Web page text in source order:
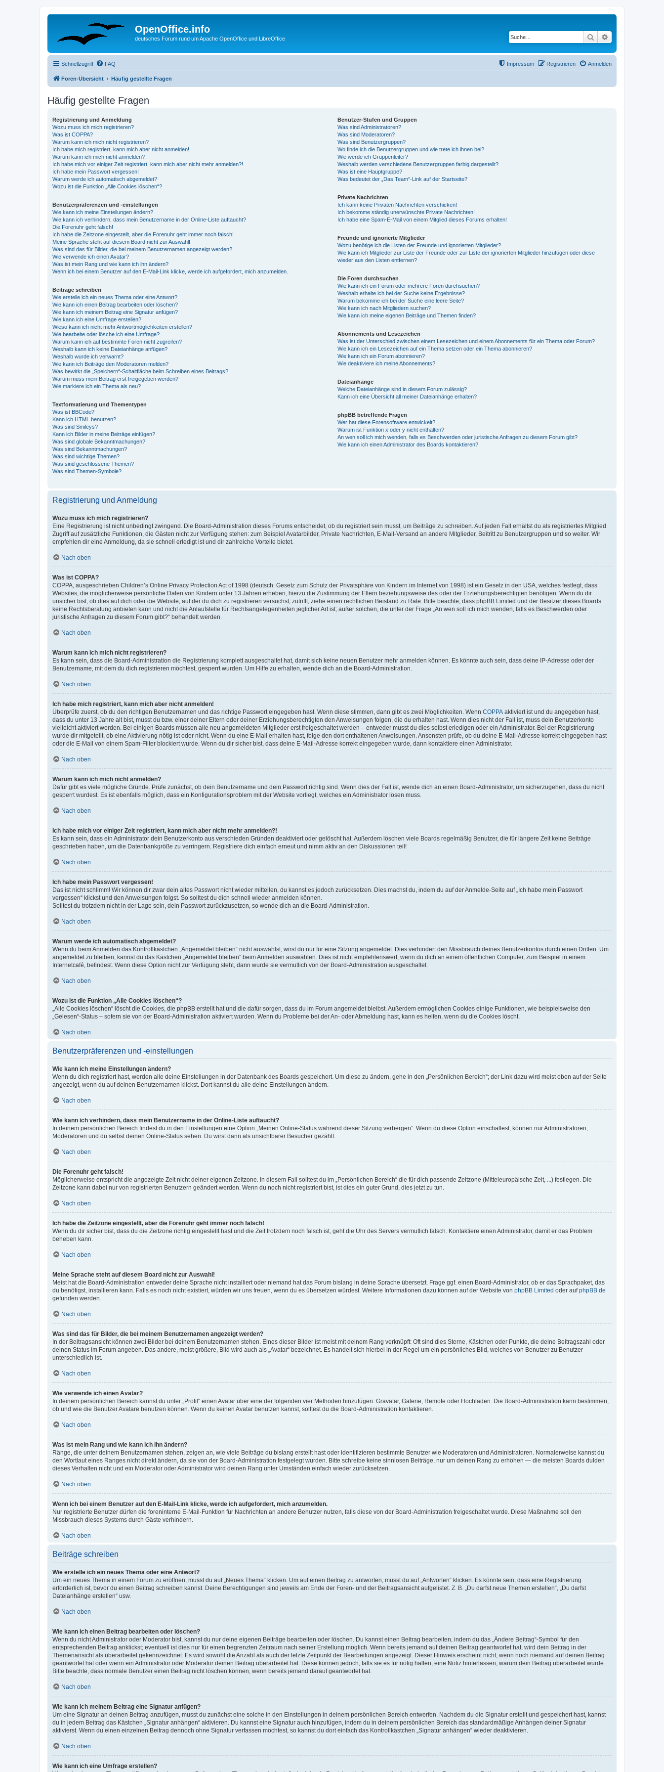
OpenOffice.info
deutsches Forum rund um Apache OpenOffice und LibreOffice Suche
Schnellzugriff FAQ Anmelden
Registrieren
Impressum
Foren-Übersicht Häufig gestellte Fragen
Häufig gestellte Fragen
Registrierung und Anmeldung
Wozu muss ich mich registrieren?
Was ist COPPA?
Warum kann ich mich nicht registrieren?
Ich habe mich registriert, kann mich aber nicht anmelden!
Warum kann ich mich nicht anmelden?
Ich habe mich vor einiger Zeit registriert, kann mich aber nicht mehr anmelden?!
Ich habe mein Passwort vergessen!
Warum werde ich automatisch abgemeldet?
Wozu ist die Funktion „Alle Cookies löschen“?
Benutzerpräferenzen und -einstellungen
Wie kann ich meine Einstellungen ändern?
Wie kann ich verhindern, dass mein Benutzername in der Online-Liste auftaucht?
Die Forenuhr geht falsch!
Ich habe die Zeitzone eingestellt, aber die Forenuhr geht immer noch falsch!
Meine Sprache steht auf diesem Board nicht zur Auswahl!
Was sind das für Bilder, die bei meinem Benutzernamen angezeigt werden?
Wie verwende ich einen Avatar?
Was ist mein Rang und wie kann ich ihn ändern?
Wenn ich bei einem Benutzer auf den E-Mail-Link klicke, werde ich aufgefordert, mich anzumelden.
Beiträge schreiben
Wie erstelle ich ein neues Thema oder eine Antwort?
Wie kann ich einen Beitrag bearbeiten oder löschen?
Wie kann ich meinem Beitrag eine Signatur anfügen?
Wie kann ich eine Umfrage erstellen?
Wieso kann ich nicht mehr Antwortmöglichkeiten erstellen?
Wie bearbeite oder lösche ich eine Umfrage?
Warum kann ich auf bestimmte Foren nicht zugreifen?
Weshalb kann ich keine Dateianhänge anfügen?
Weshalb wurde ich verwarnt?
Wie kann ich Beiträge den Moderatoren melden?
Was bewirkt die „Speichern“-Schaltfläche beim Schreiben eines Beitrags?
Warum muss mein Beitrag erst freigegeben werden?
Wie markiere ich ein Thema als neu?
Textformatierung und Thementypen
Was ist BBCode?
Kann ich HTML benutzen?
Was sind Smileys?
Kann ich Bilder in meine Beiträge einfügen?
Was sind globale Bekanntmachungen?
Was sind Bekanntmachungen?
Was sind wichtige Themen?
Was sind geschlossene Themen?
Was sind Themen-Symbole?
Benutzer-Stufen und Gruppen
Was sind Administratoren?
Was sind Moderatoren?
Was sind Benutzergruppen?
Wo finde ich die Benutzergruppen und wie trete ich ihnen bei?
Wie werde ich Gruppenleiter?
Weshalb werden verschiedene Benutzergruppen farbig dargestellt?
Was ist eine Hauptgruppe?
Was bedeutet der „Das Team“-Link auf der Startseite?
Private Nachrichten
Ich kann keine Privaten Nachrichten verschicken!
Ich bekomme ständig unerwünschte Private Nachrichten!
Ich habe eine Spam-E-Mail von einem Mitglied dieses Forums erhalten!
Freunde und ignorierte Mitglieder
Wozu benötige ich die Listen der Freunde und ignorierten Mitglieder?
Wie kann ich Mitglieder zur Liste der Freunde oder zur Liste der ignorierten Mitglieder hinzufügen oder diese
wieder aus den Listen entfernen?
Die Foren durchsuchen
Wie kann ich ein Forum oder mehrere Foren durchsuchen?
Weshalb erhalte ich bei der Suche keine Ergebnisse?
Warum bekomme ich bei der Suche eine leere Seite?
Wie kann ich nach Mitgliedern suchen?
Wie kann ich meine eigenen Beiträge und Themen finden?
Abonnements und Lesezeichen
Was ist der Unterschied zwischen einem Lesezeichen und einem Abonnements für ein Thema oder Forum?
Wie kann ich ein Lesezeichen auf ein Thema setzen oder ein Thema abonnieren?
Wie kann ich ein Forum abonnieren?
Wie deaktiviere ich meine Abonnements?
Dateianhänge
Welche Dateianhänge sind in diesem Forum zulässig?
Kann ich eine Übersicht all meiner Dateianhänge erhalten?
phpBB betreffende Fragen
Wer hat diese Forensoftware entwickelt?
Warum ist Funktion x oder y nicht enthalten?
An wen soll ich mich wenden, falls es Beschwerden oder juristische Anfragen zu diesem Forum gibt?
Wie kann ich einen Administrator des Boards kontaktieren?
Registrierung und Anmeldung
Wozu muss ich mich registrieren?
Eine Registrierung ist nicht unbedingt zwingend. Die Board-Administration dieses Forums entscheidet, ob du registriert sein musst, um Beiträge zu schreiben. Auf jeden Fall erhältst du als registriertes Mitglied
Zugriff auf zusätzliche Funktionen, die Gästen nicht zur Verfügung stehen: zum Beispiel Avatarbilder, Private Nachrichten, E-Mail-Versand an andere Mitglieder, Beitritt zu Benutzergruppen und so weiter. Wir
empfehlen dir eine Anmeldung, da sie schnell erledigt ist und dir zahlreiche Vorteile bietet.
Nach oben
Was ist COPPA?
COPPA, ausgeschrieben Children’s Online Privacy Protection Act of 1998 (deutsch: Gesetz zum Schutz der Privatsphäre von Kindern im Internet von 1998) ist ein Gesetz in den USA, welches festlegt, dass
Websites, die möglicherweise persönliche Daten von Kindern unter 13 Jahren erheben, hierzu die Zustimmung der Eltern beziehungsweise des oder der Erziehungsberechtigten benötigen. Wenn du dir
unsicher bist, ob dies auf dich oder die Website, auf der du dich zu registrieren versuchst, zutrifft, ziehe einen rechtlichen Beistand zu Rate. Bitte beachte, dass phpBB Limited und der Besitzer dieses Boards
keine Rechtsberatung anbieten kann und nicht die Anlaufstelle für Rechtsangelegenheiten jeglicher Art ist; außer solchen, die unter der Frage „An wen soll ich mich wenden, falls es Beschwerden oder
juristische Anfragen zu diesem Forum gibt?“ behandelt werden.
Nach oben
Warum kann ich mich nicht registrieren?
Es kann sein, dass die Board-Administration die Registrierung komplett ausgeschaltet hat, damit sich keine neuen Benutzer mehr anmelden können. Es könnte auch sein, dass deine IP-Adresse oder der
Benutzername, mit dem du dich registrieren möchtest, gesperrt wurden. Um Hilfe zu erhalten, wende dich an die Board-Administration.
Nach oben
Ich habe mich registriert, kann mich aber nicht anmelden!
Überprüfe zuerst, ob du den richtigen Benutzernamen und das richtige Passwort eingegeben hast. Wenn diese stimmen, dann gibt es zwei Möglichkeiten. Wenn COPPA aktiviert ist und du angegeben hast,
dass du unter 13 Jahre alt bist, musst du bzw. einer deiner Eltern oder deiner Erziehungsberechtigten den Anweisungen folgen, die du erhalten hast. Wenn dies nicht der Fall ist, muss dein Benutzerkonto
vielleicht aktiviert werden. Bei einigen Boards müssen alle neu angemeldeten Mitglieder erst freigeschaltet werden – entweder musst du dies selbst erledigen oder ein Administrator. Bei der Registrierung
wurde dir mitgeteilt, ob eine Aktivierung nötig ist oder nicht. Wenn du eine E-Mail erhalten hast, folge den dort enthaltenen Anweisungen. Ansonsten prüfe, ob du deine E-Mail-Adresse korrekt eingegeben hast
oder die E-Mail von einem Spam-Filter blockiert wurde. Wenn du dir sicher bist, dass deine E-Mail-Adresse korrekt eingegeben wurde, dann kontaktiere einen Administrator.
Nach oben
Warum kann ich mich nicht anmelden?
Dafür gibt es viele mögliche Gründe. Prüfe zunächst, ob dein Benutzername und dein Passwort richtig sind. Wenn dies der Fall ist, wende dich an einen Board-Administrator, um sicherzugehen, dass du nicht
gesperrt wurdest. Es ist ebenfalls möglich, dass ein Konfigurationsproblem mit der Website vorliegt, welches ein Administrator lösen muss.
Nach oben
Ich habe mich vor einiger Zeit registriert, kann mich aber nicht mehr anmelden?!
Es kann sein, dass ein Administrator dein Benutzerkonto aus verschieden Gründen deaktiviert oder gelöscht hat. Außerdem löschen viele Boards regelmäßig Benutzer, die für längere Zeit keine Beiträge
geschrieben haben, um die Datenbankgröße zu verringern. Registriere dich einfach erneut und nimm aktiv an den Diskussionen teil!
Nach oben
Ich habe mein Passwort vergessen!
Das ist nicht schlimm! Wir können dir zwar dein altes Passwort nicht wieder mitteilen, du kannst es jedoch zurücksetzen. Dies machst du, indem du auf der Anmelde-Seite auf „Ich habe mein Passwort
vergessen“ klickst und den Anweisungen folgst. So solltest du dich schnell wieder anmelden können.
Solltest du trotzdem nicht in der Lage sein, dein Passwort zurückzusetzen, so wende dich an die Board-Administration.
Nach oben
Warum werde ich automatisch abgemeldet?
Wenn du beim Anmelden das Kontrollkästchen „Angemeldet bleiben“ nicht auswählst, wirst du nur für eine Sitzung angemeldet. Dies verhindert den Missbrauch deines Benutzerkontos durch einen Dritten. Um
angemeldet zu bleiben, kannst du das Kästchen „Angemeldet bleiben“ beim Anmelden auswählen. Dies ist nicht empfehlenswert, wenn du dich an einem öffentlichen Computer, zum Beispiel in einem
Internetcafé, befindest. Wenn diese Option nicht zur Verfügung steht, dann wurde sie vermutlich von der Board-Administration ausgeschaltet.
Nach oben
Wozu ist die Funktion „Alle Cookies löschen“?
„Alle Cookies löschen“ löscht die Cookies, die phpBB erstellt hat und die dafür sorgen, dass du im Forum angemeldet bleibst. Außerdem ermöglichen Cookies einige Funktionen, wie beispielsweise den
„Gelesen“-Status – sofern sie von der Board-Administration aktiviert wurden. Wenn du Probleme bei der An- oder Abmeldung hast, kann es helfen, wenn du die Cookies löscht.
Nach oben
Benutzerpräferenzen und -einstellungen
Wie kann ich meine Einstellungen ändern?
Wenn du dich registriert hast, werden alle deine Einstellungen in der Datenbank des Boards gespeichert. Um diese zu ändern, gehe in den „Persönlichen Bereich“; der Link dazu wird meist oben auf der Seite
angezeigt, wenn du auf deinen Benutzernamen klickst. Dort kannst du alle deine Einstellungen ändern.
Nach oben
Wie kann ich verhindern, dass mein Benutzername in der Online-Liste auftaucht?
In deinem persönlichen Bereich findest du in den Einstellungen eine Option „Meinen Online-Status während dieser Sitzung verbergen“. Wenn du diese Option einschaltest, können nur Administratoren,
Moderatoren und du selbst deinen Online-Status sehen. Du wirst dann als unsichtbarer Besucher gezählt.
Nach oben
Die Forenuhr geht falsch!
Möglicherweise entspricht die angezeigte Zeit nicht deiner eigenen Zeitzone. In diesem Fall solltest du im „Persönlichen Bereich“ die für dich passende Zeitzone (Mitteleuropäische Zeit, ...) festlegen. Die
Zeitzone kann dabei nur von registrierten Benutzern geändert werden. Wenn du noch nicht registriert bist, ist dies ein guter Grund, dies jetzt zu tun.
Nach oben
Ich habe die Zeitzone eingestellt, aber die Forenuhr geht immer noch falsch!
Wenn du dir sicher bist, dass du die Zeitzone richtig eingestellt hast und die Zeit trotzdem noch falsch ist, geht die Uhr des Servers vermutlich falsch. Kontaktiere einen Administrator, damit er das Problem
beheben kann.
Nach oben
Meine Sprache steht auf diesem Board nicht zur Auswahl!
Meist hat die Board-Administration entweder deine Sprache nicht installiert oder niemand hat das Forum bislang in deine Sprache übersetzt. Frage ggf. einen Board-Administrator, ob er das Sprachpaket, das
du benötigst, installieren kann. Falls es noch nicht existiert, würden wir uns freuen, wenn du es übersetzen würdest. Weitere Informationen dazu können auf der Website von phpBB Limited oder aufphpBB.de
gefunden werden.
Nach oben
Was sind das für Bilder, die bei meinem Benutzernamen angezeigt werden?
In der Beitragsansicht können zwei Bilder bei deinem Benutzernamen stehen. Eines dieser Bilder ist meist mit deinem Rang verknüpft: Oft sind dies Sterne, Kästchen oder Punkte, die deine Beitragszahl oder
deinen Status im Forum angeben. Das andere, meist größere, Bild wird auch als „Avatar“ bezeichnet. Es handelt sich hierbei in der Regel um ein persönliches Bild, welches von Benutzer zu Benutzer
unterschiedlich ist.
Nach oben
Wie verwende ich einen Avatar?
In deinem persönlichen Bereich kannst du unter „Profil“ einen Avatar über eine der folgenden vier Methoden hinzufügen: Gravatar, Galerie, Remote oder Hochladen. Die Board-Administration kann bestimmen,
ob und wie die Benutzer Avatare benutzen können. Wenn du keinen Avatar benutzen kannst, solltest du die Board-Administration kontaktieren.
Nach oben
Was ist mein Rang und wie kann ich ihn ändern?
Ränge, die unter deinem Benutzernamen stehen, zeigen an, wie viele Beiträge du bislang erstellt hast oder identifizieren bestimmte Benutzer wie Moderatoren und Administratoren. Normalerweise kannst du
den Wortlaut eines Ranges nicht direkt ändern, da sie von der Board-Administration festgelegt wurden. Bitte schreibe keine sinnlosen Beiträge, nur um deinen Rang zu erhöhen — die meisten Boards dulden
dieses Verhalten nicht und ein Moderator oder Administrator wird deinen Rang unter Umständen einfach wieder zurücksetzen.
Nach oben
Wenn ich bei einem Benutzer auf den E-Mail-Link klicke, werde ich aufgefordert, mich anzumelden.
Nur registrierte Benutzer dürfen die foreninterne E-Mail-Funktion für Nachrichten an andere Benutzer nutzen, falls diese von der Board-Administration freigeschaltet wurde. Diese Maßnahme soll den
Missbrauch dieses Systems durch Gäste verhindern.
Nach oben
Beiträge schreiben
Wie erstelle ich ein neues Thema oder eine Antwort?
Um ein neues Thema in einem Forum zu eröffnen, musst du auf „Neues Thema“ klicken. Um auf einen Beitrag zu antworten, musst du auf „Antworten“ klicken. Es könnte sein, dass eine Registrierung
erforderlich ist, bevor du einen Beitrag schreiben kannst. Deine Berechtigungen sind jeweils am Ende der Foren- und der Beitragsansicht aufgelistet. Z. B. „Du darfst neue Themen erstellen“, „Du darfst
Dateianhänge erstellen“ usw.
Nach oben
Wie kann ich einen Beitrag bearbeiten oder löschen?
Wenn du nicht Administrator oder Moderator bist, kannst du nur deine eigenen Beiträge bearbeiten oder löschen. Du kannst einen Beitrag bearbeiten, indem du das „Ändere Beitrag“-Symbol für den
entsprechenden Beitrag anklickst; eventuell ist dies nur für einen begrenzten Zeitraum nach seiner Erstellung möglich. Wenn bereits jemand auf deinen Beitrag geantwortet hat, wird dein Beitrag in der
Themenansicht als überarbeitet gekennzeichnet. Es wird sowohl die Anzahl als auch der letzte Zeitpunkt der Bearbeitungen angezeigt. Dieser Hinweis erscheint nicht, wenn noch niemand auf deinen Beitrag
geantwortet hat oder wenn ein Administrator oder Moderator deinen Beitrag überarbeitet hat. Diese können jedoch, falls sie es für nötig halten, eine Notiz hinterlassen, warum dein Beitrag überarbeitet wurde.
Bitte beachte, dass normale Benutzer einen Beitrag nicht löschen können, wenn bereits jemand darauf geantwortet hat.
Nach oben
Wie kann ich meinem Beitrag eine Signatur anfügen?
Um eine Signatur an deinen Beitrag anzufügen, musst du zunächst eine solche in den Einstellungen in deinem persönlichen Bereich entwerfen. Nachdem du die Signatur erstellt und gespeichert hast, kannst
du in jedem Beitrag das Kästchen „Signatur anhängen“ aktivieren. Du kannst eine Signatur auch hinzufügen, indem du in deinem persönlichen Bereich das standardmäßige Anhängen deiner Signatur
aktivierst. Wenn du einen einzelnen Beitrag dennoch ohne Signatur verfassen möchtest, so kannst du dort einfach das Kontrollkästchen „Signatur anhängen“ wieder deaktivieren.
Nach oben
Wie kann ich eine Umfrage erstellen?